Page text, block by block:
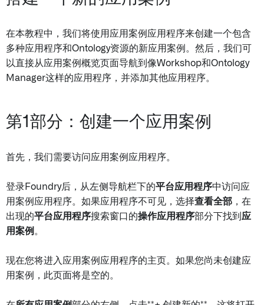
在本教程中，我们将使用应用案例应用程序来创建一个包含
多种应用程序和Ontology资源的新应用案例。然后，我们可
以直接从应用案例概览页面导航到像Workshop和Ontology
Manager这样的应用程序，并添加其他应用程序。
第1部分：创建一个应用案例
首先，我们需要访问应用案例应用程序。
登录Foundry后，从左侧导航栏下的平台应用程序中访问应
用案例应用程序。如果应用程序不可见，选择查看全部 ，在
出现的平台应用程序搜索窗口的操作应用程序部分下找到 应
用案例 。
现在您将进入应用案例应用程序的主页。如果您尚未创建应
用案例，此页面将是空的。